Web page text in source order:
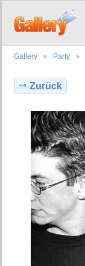
Gallery Party
Zurück